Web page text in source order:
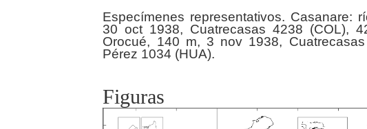
Especímenes representativos. Casanare:
30 oct 1938, Cuatrecasas 4238 (COL),
Orocué, 140 m, 3 nov 1938,
Figuras